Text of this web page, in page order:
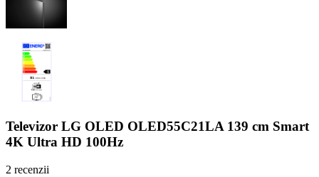
Televizor LG OLED OLED55C21LA 139 cm Smart
4K Ultra HD 100Hz
2 recenzii